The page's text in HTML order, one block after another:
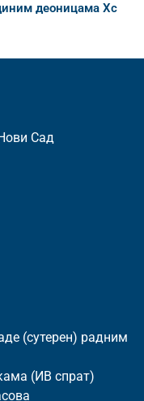
деоницама Хс
Сад
(сутерен) радним
(ИВ спрат)